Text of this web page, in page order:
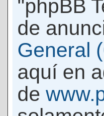
"phpBB
de
General
aquí en
de